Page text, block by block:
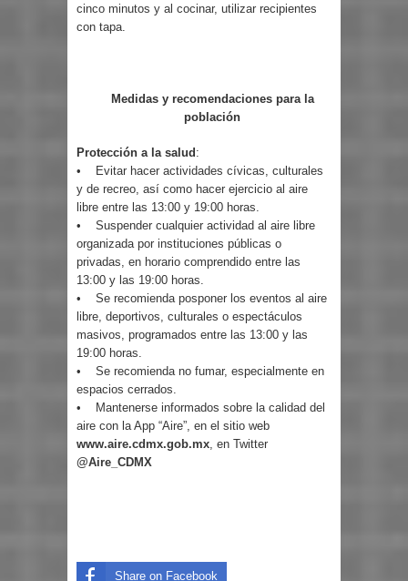
cinco minutos y al cocinar, utilizar recipientes
con tapa.
Medidas y recomendaciones para la
población
Protección a la salud :
• Evitar hacer actividades cívicas, culturales
y de recreo, así como hacer ejercicio al aire
libre entre las 13:00 y 19:00 horas.
• Suspender cualquier actividad al aire libre
organizada por instituciones públicas o
privadas, en horario comprendido entre las
13:00 y las 19:00 horas.
• Se recomienda posponer los eventos al aire
libre, deportivos, culturales o espectáculos
masivos, programados entre las 13:00 y las
19:00 horas.
• Se recomienda no fumar, especialmente en
espacios cerrados.
• Mantenerse informados sobre la calidad del
aire con la App “Aire”, en el sitio web
www.aire.cdmx.gob.mx, en Twitter
@Aire_CDMX
Share on Facebook